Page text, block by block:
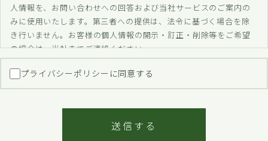
人情報を、お問い合わせへの回答および当社サービスのご案内の
みに使用いたします。第三者への提供は、法令に基づく場合を除
き行いません。お客様の個人情報の開示・訂正・削除等をご希望
の場合は、当社までご連絡ください。
プライバシーポリシーに同意する
送信する